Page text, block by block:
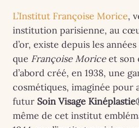
L’Institut Françoise Morice,
institution parisienne, au
d’or, existe depuis les
que Françoise Moriceet son
d’abord créé, en 1938, une
cosmétiques, imaginée pour
futur Soin Visage Kinéplastie
même de cet institut